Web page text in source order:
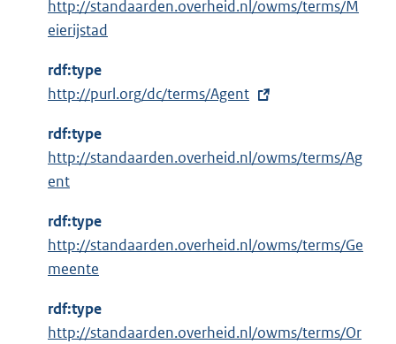
http://standaarden.overheid.nl/owms/terms/M
eierijstad
rdf:type
E
t
e
r
e
n
k
http://purl.org/dc/terms/Agent
rdf:type
http://standaarden.overheid.nl/owms/terms/Ag
ent
rdf:type
http://standaarden.overheid.nl/owms/terms/Ge
meente
rdf:type
http://standaarden.overheid.nl/owms/terms/Or